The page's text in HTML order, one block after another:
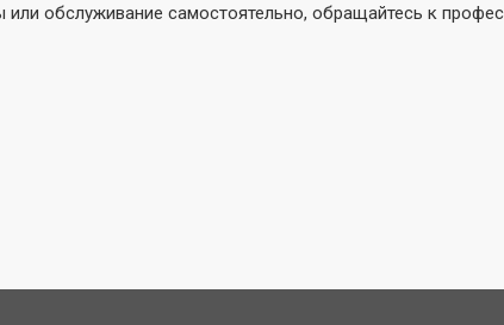
обслуживание самостоятельно, обращайтесь к